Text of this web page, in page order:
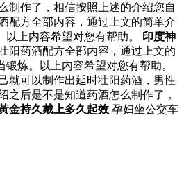
制作了，相信按照上述的介绍您自
配方全部内容，通过上文的简单介
上内容希望对您有帮助。 印度神
阳药酒配方全部内容，通过上文的
炼。以上内容希望对您有帮助。
就可以制作出延时壮阳药酒，男性
后是不是知道药酒怎么制作了，
金持久戴上多久起效 孕妇坐公交车